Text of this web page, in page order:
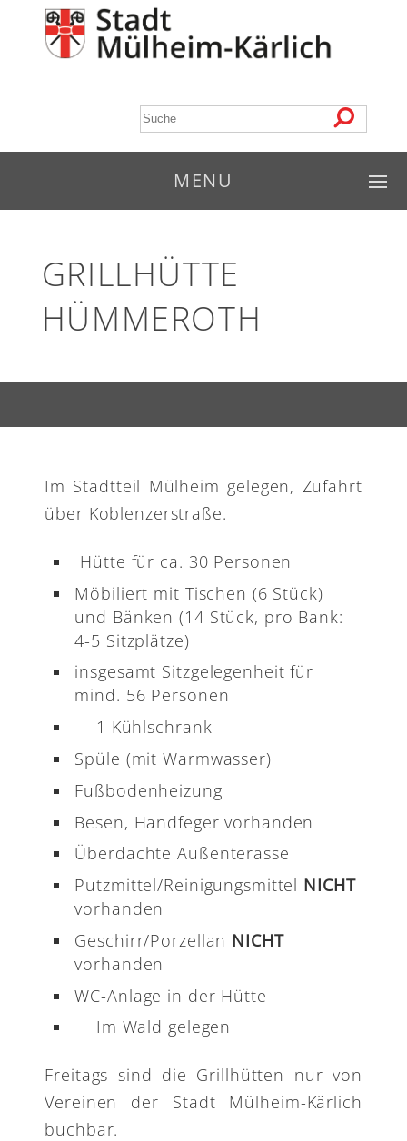
MENU
GRILLHÜTTE
HÜMMEROTH
Im Stadtteil Mülheim gelegen, Zufahrt
über Koblenzerstraße.
Hütte für ca. 30 Personen
Möbiliert mit Tischen (6 Stück)
und Bänken (14 Stück, pro Bank:
4-5 Sitzplätze)
insgesamt Sitzgelegenheit für
mind. 56 Personen
1 Kühlschrank
Spüle (mit Warmwasser)
Fußbodenheizung
Besen, Handfeger vorhanden
Überdachte Außenterasse
Putzmittel/Reinigungsmittel NICHT
vorhanden
Geschirr/Porzellan NICHT
vorhanden
WC-Anlage in der Hütte
Im Wald gelegen
Freitags sind die Grillhütten nur von
Vereinen der Stadt Mülheim-Kärlich
buchbar.